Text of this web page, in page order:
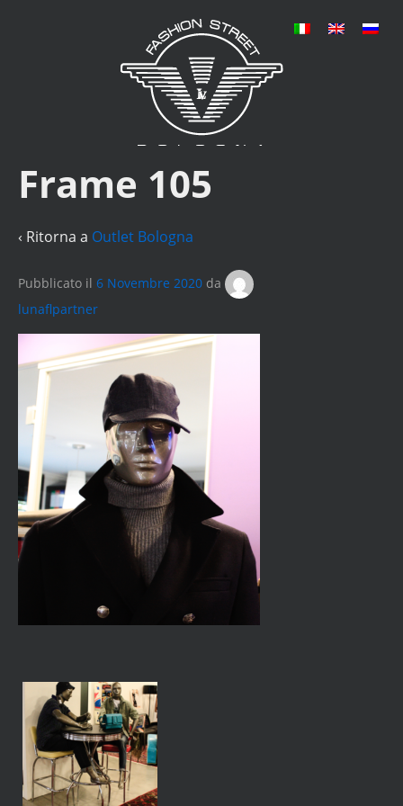
Frame 105
‹ Ritorna a Outlet Bologna
Pubblicato il 6 Novembre 2020 da
lunaflpartner